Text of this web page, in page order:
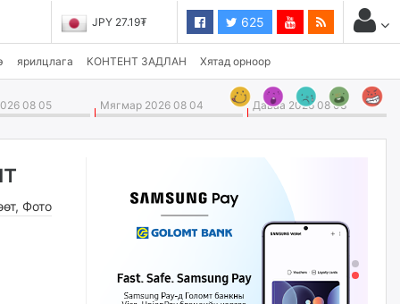
JPY 27.19₮ 625
ярилцлага КОНТЕНТ ЗАДЛАН Хятад орноор
08 05 Мягмар 2026 08 04 Даваа 2026 08 03
, Фото